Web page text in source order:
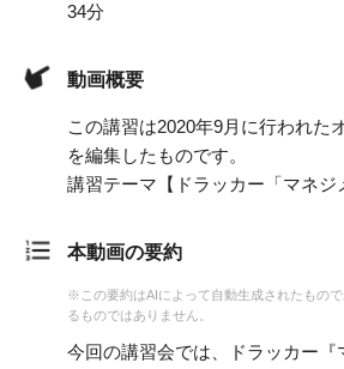
34分
動画概要
この講習は2020年9月に行われた
を編集したものです。
講習テーマ【ドラッカー「マネ
本動画の要約
※この要約はAIによって自動生成されたもの
るものではありません。
今回の講習会では、ドラッカー『